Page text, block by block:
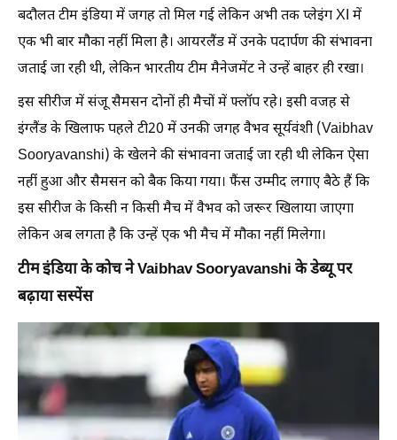
बदौलत टीम इंडिया में जगह तो मिल गई लेकिन अभी तक प्लेइंग XI में
एक भी बार मौका नहीं मिला है। आयरलैंड में उनके पदार्पण की संभावना
जताई जा रही थी, लेकिन भारतीय टीम मैनेजमेंट ने उन्हें बाहर ही रखा।
इस सीरीज में संजू सैमसन दोनों ही मैचों में फ्लॉप रहे। इसी वजह से
इंग्लैंड के खिलाफ पहले टी20 में उनकी जगह वैभव सूर्यवंशी (Vaibhav
Sooryavanshi) के खेलने की संभावना जताई जा रही थी लेकिन ऐसा
नहीं हुआ और सैमसन को बैक किया गया। फैंस उम्मीद लगाए बैठे हैं कि
इस सीरीज के किसी न किसी मैच में वैभव को जरूर खिलाया जाएगा
लेकिन अब लगता है कि उन्हें एक भी मैच में मौका नहीं मिलेगा।
टीम इंडिया के कोच ने Vaibhav Sooryavanshi के डेब्यू पर
बढ़ाया सस्पेंस